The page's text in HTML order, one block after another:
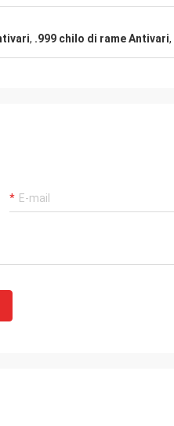
, .999 chilo di rame Antivari,